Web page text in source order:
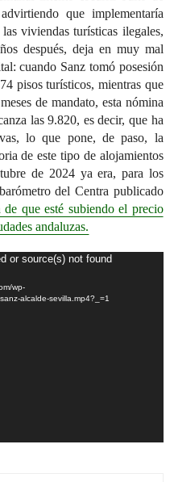
que implementaría
viviendas turísticas ilegales,
después, deja en muy mal
cuando Sanz tomó posesión
pisos turísticos, mientras que
de mandato, esta nómina
las 9.820, es decir, que ha
lo que pone, de paso, la
de este tipo de alojamientos
de 2024 ya era, para los
del Centra publicado
que esté subiendo el precio
andaluzas.
or source(s) not found
wp-
alcalde-sevilla.mp4?_=1